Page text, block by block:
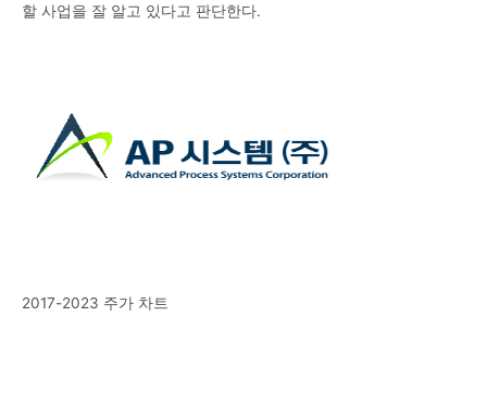
할 사업을 잘 알고 있다고 판단한다.
2017-2023 주가 차트